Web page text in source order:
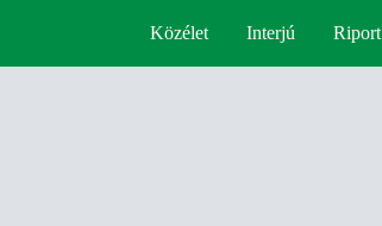
Közélet Interjú Riport